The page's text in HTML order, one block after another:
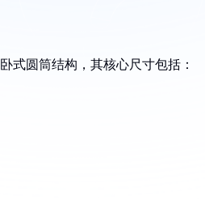
式圆筒结构，其核心尺寸包括：